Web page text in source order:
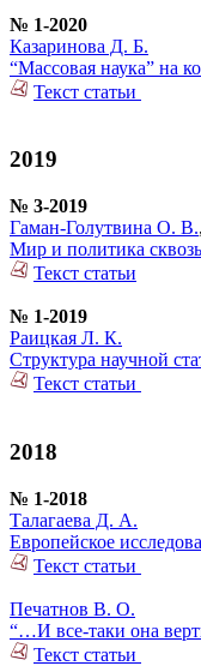
№ 1-2020
Казаринова Д. Б.
“Массовая наука” на
Текст статьи
2019
№ 3-2019
Гаман-Голутвина О. В.,
Мир и политика
Текст статьи
№ 1-2019
Раицкая Л. К.
Структура научной
Текст статьи
2018
№ 1-2018
Талагаева Д. А.
Европейское
Текст статьи
Печатнов В. О.
“…И все-таки она
Текст статьи